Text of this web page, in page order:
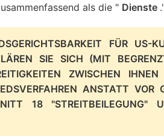
als die " Dienste
FÜR US-
SIE SICH (MIT
ZWISCHEN
ANSTATT
18 "STREITBEILEGUNG"